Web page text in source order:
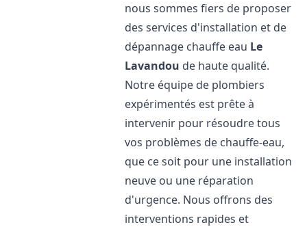
nous sommes fiers de proposer
des services d'installation et de
dépannage chauffe eau Le
Lavandou de haute qualité.
Notre équipe de plombiers
expérimentés est prête à
intervenir pour résoudre tous
vos problèmes de chauffe-eau,
que ce soit pour une installation
neuve ou une réparation
d'urgence. Nous offrons des
interventions rapides et